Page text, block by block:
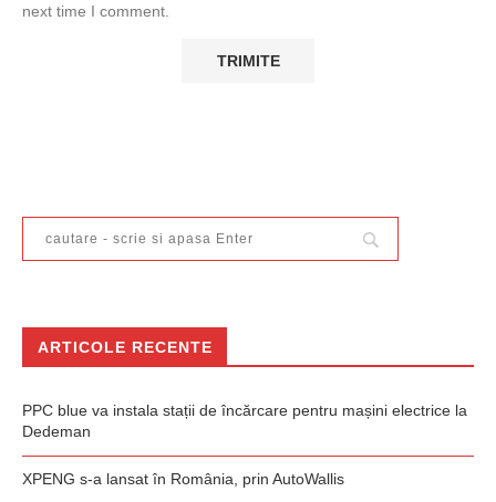
next time I comment.
ARTICOLE RECENTE
PPC blue va instala stații de încărcare pentru mașini electrice la
Dedeman
XPENG s-a lansat în România, prin AutoWallis